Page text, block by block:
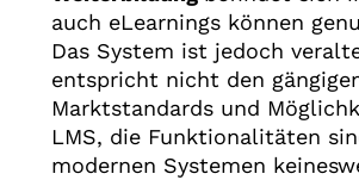
auch eLearnings können
Das System ist jedoch
entspricht nicht den
Marktstandards und
LMS, die Funktionalitäten
modernen Systemen